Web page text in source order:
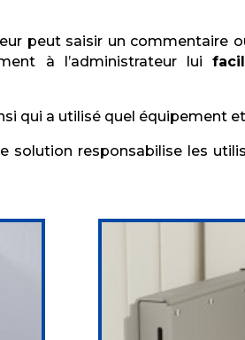
peut saisir un commentaire
à l’administrateur lui
qui a utilisé quel équipement
solution responsabilise les